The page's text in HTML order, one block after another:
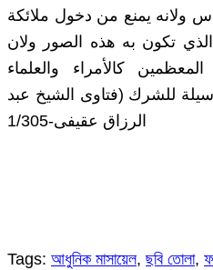
ولانه يمنع من دخول ملائكة
الذي تكون به هذه الصور ولان
كالأمراء والعلماء
للشرك (فتاوى الشيخ عبد
الرزاق عقيفى-1/305
Tags: আধুনিক মাসায়েল, ছবি তোলা,